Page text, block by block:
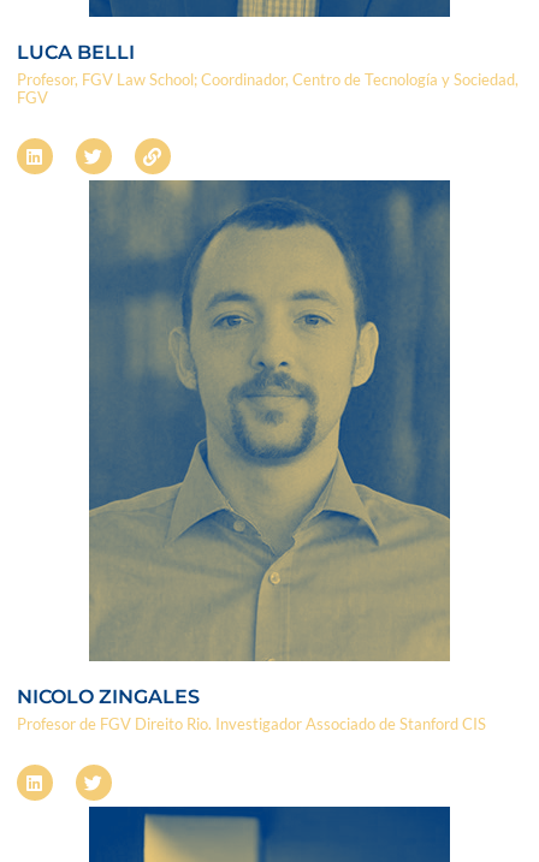
LUCA BELLI
Profesor, FGV Law School; Coordinador, Centro de Tecnología y Sociedad,
FGV
NICOLO ZINGALES
Profesor de FGV Direito Rio. Investigador Associado de Stanford CIS